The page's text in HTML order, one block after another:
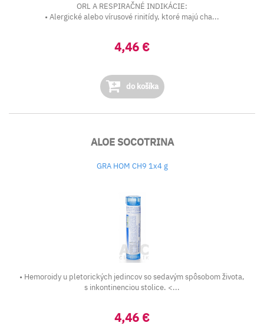
ORL A RESPIRAČNÉ INDIKÁCIE:
• Alergické alebo vírusové rinitídy, ktoré majú cha...
4,46 €
do košíka
ALOE SOCOTRINA
GRA HOM CH9 1x4 g
• Hemoroidy u pletorických jedincov so sedavým spôsobom života,
s inkontinenciou stolice. <...
4,46 €